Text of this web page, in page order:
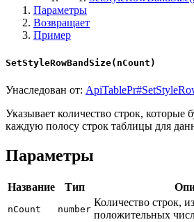
Параметры
Возвращает
Пример
SetStyleRowBandSize(nCount)
Унаследован от:
Указывает количество строк, которые
каждую полосу строк таблицы для
Параметры
Название Тип
nCount number
Количество строк,
положительных